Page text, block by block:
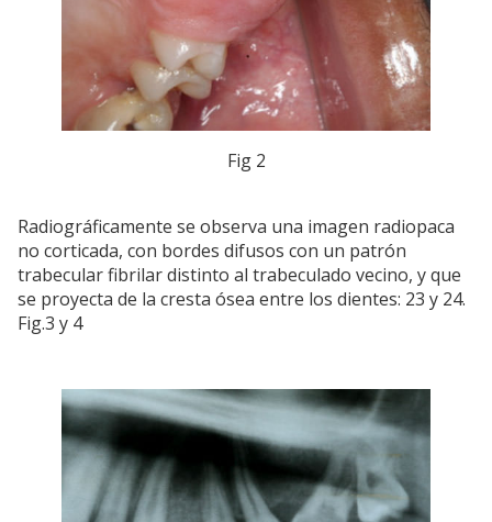
Fig 2
Radiográficamente se observa una imagen radiopaca
no corticada, con bordes difusos con un patrón
trabecular fibrilar distinto al trabeculado vecino, y que
se proyecta de la cresta ósea entre los dientes: 23 y 24.
Fig.3 y 4